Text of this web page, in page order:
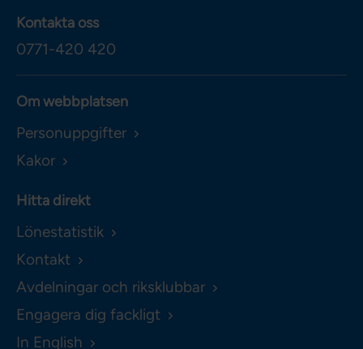
Kontakta oss
0771-420 420
Om webbplatsen
Personuppgifter
Kakor
Hitta direkt
Lönestatistik
Kontakt
Avdelningar och riksklubbar
Engagera dig fackligt
In English